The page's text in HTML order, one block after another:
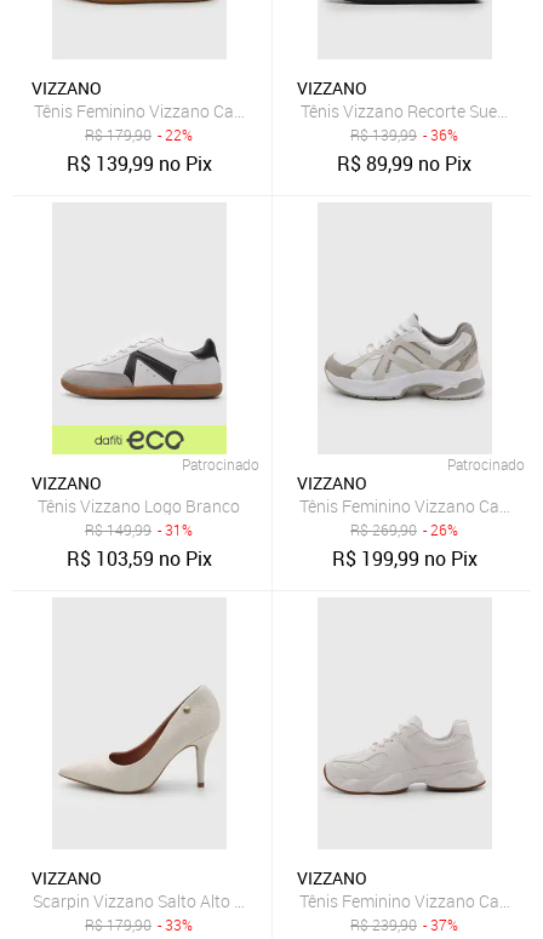
VIZZANO
Tênis Feminino Vizzano Cadarço Branco
R$179,90 - 22%
R$ 139,99 no Pix
VIZZANO
Tênis Vizzano Recorte Suede
R$139,99 - 36%
R$89,99 no Pix
Patrocinado
VIZZANO
Tênis Vizzano Logo Branco
R$149,99 - 31%
R$ 103,59 no Pix
Patrocinado
VIZZANO
Tênis Feminino Vizzano Cano
R$269,90 - 26%
R$ 199,99 no Pix
VIZZANO
Scarpin Vizzano Salto Alto Cobra Branco
R$179,90 - 33%
VIZZANO
Tênis Feminino Vizzano Cano
R$239,90 - 37%